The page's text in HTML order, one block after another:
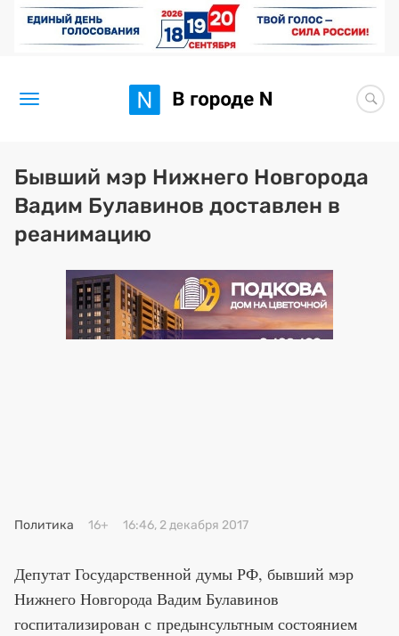
Новости
Статьи
BORЩ
Искусство исцелять
Бывший мэр Нижнего Новгорода
Вадим Булавинов доставлен в
реанимацию
Политика 16+ 16:46, 2 декабря 2017
Депутат Государственной думы РФ, бывший мэр
Нижнего Новгорода Вадим Булавинов
госпитализирован с предынсультным состоянием